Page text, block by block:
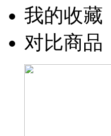
我的收藏
对比商品